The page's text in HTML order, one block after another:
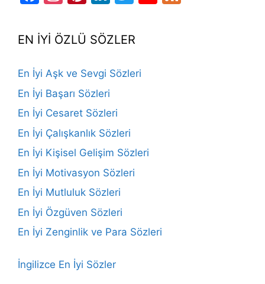
EN İYİ ÖZLÜ SÖZLER
En İyi Aşk ve Sevgi Sözleri
En İyi Başarı Sözleri
En İyi Cesaret Sözleri
En İyi Çalışkanlık Sözleri
En İyi Kişisel Gelişim Sözleri
En İyi Motivasyon Sözleri
En İyi Mutluluk Sözleri
En İyi Özgüven Sözleri
En İyi Zenginlik ve Para Sözleri
İngilizce En İyi Sözler